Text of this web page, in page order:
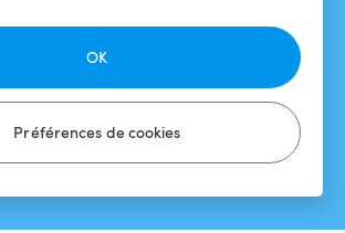
Préférences de cookies
OK